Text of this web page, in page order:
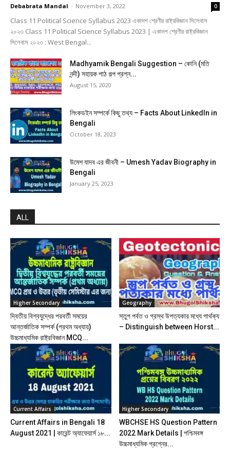
Debabrata Mandal - November 3, 2022 0
Class 11 Political Science Syllabus 2023 একাদশ শ্রেণীর রাষ্ট্রবিজ্ঞান সিলেবাস
২০২৩ Class 11 Political Science Syllabus 2023 | একাদশ শ্রেণীর রাষ্ট্রবিজ্ঞান
সিলেবাস ২০২৩ : West Bengal...
Madhyamik Bengali Suggestion – কোনি (মতি
নন্দী) সহায়ক পাঠ গল্প প্রশ্ন...
August 15, 2020
লিংকডইন সম্পর্কে কিছু তথ্য – Facts About LinkedIn in
Bengali
October 18, 2023
উমেশ যাদব এর জীবনী – Umesh Yadav Biography in
Bengali
January 25, 2023
ALL
Higher Secondary
দ্বিতীয় বিশ্বযুদ্ধের পরবর্তী সময়ের
আন্তর্জাতিক সম্পর্ক (প্রথম অধ্যায়)
উচ্চমাধ্যমিক রাষ্ট্রবিজ্ঞান MCQ...
Geography
স্তুপ পর্বত ও গ্রস্থ উপত্যকার মধ্যে পার্থক্য
– Distinguish between Horst...
Current Affairs
Current Affairs in Bengali 18
August 2021 | কারেন্ট অ্যাফেয়ার্স ১৮...
Higher Secondary
WBCHSE HS Question Pattern
2022 Mark Details | পশ্চিমবঙ্গ
উচ্চমাধ্যমিক প্রশ্নের...